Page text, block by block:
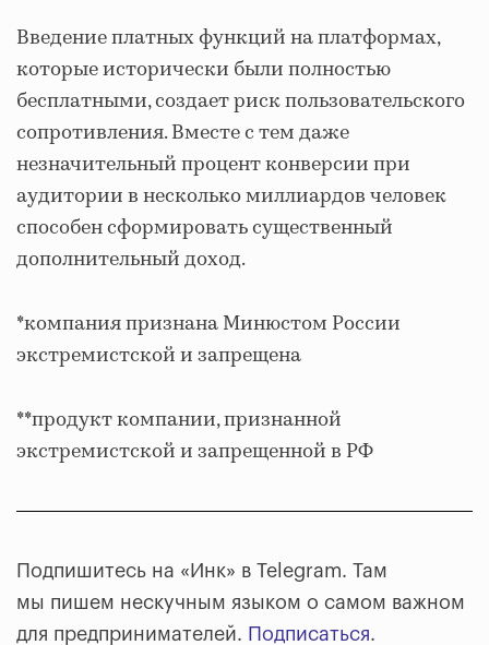
Введение платных функций на платформах,
которые исторически были полностью
бесплатными, создает риск пользовательского
сопротивления. Вместе с тем даже
незначительный процент конверсии при
аудитории в несколько миллиардов человек
способен сформировать существенный
дополнительный доход.
*компания признана Минюстом России
экстремистской и запрещена
**продукт компании, признанной
экстремистской и запрещенной в РФ
Подпишитесь на «Инк» в Telegram. Там
мы пишем нескучным языком о самом важном
для предпринимателей. Подписаться.